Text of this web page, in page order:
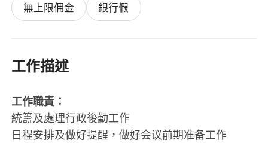
無上限佣金 銀行假
工作描述
工作職責：
統籌及處理行政後勤工作
日程安排及做好提醒，做好会议前期准备工作